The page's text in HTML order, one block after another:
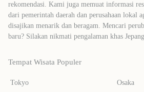
rekomendasi. Kami juga memuat informasi
dari pemerintah daerah dan perusahaan lokal
disajikan menarik dan beragam. Mencari
baru? Silakan nikmati pengalaman khas
Tempat Wisata Populer
Tokyo Osaka